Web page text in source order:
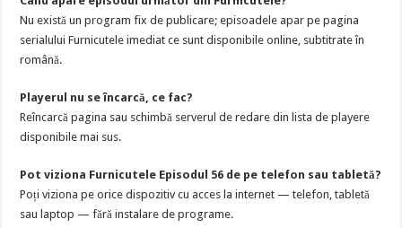
Nu există un program fix de publicare; episoadele apar pe pagina
serialului Furnicutele imediat ce sunt disponibile online, subtitrate în
română.
Playerul nu se încarcă, ce fac?
Reîncarcă pagina sau schimbă serverul de redare din lista de playere
disponibile mai sus.
Pot viziona Furnicutele Episodul 56 de pe telefon sau tabletă?
Poți viziona pe orice dispozitiv cu acces la internet — telefon, tabletă
sau laptop — fără instalare de programe.